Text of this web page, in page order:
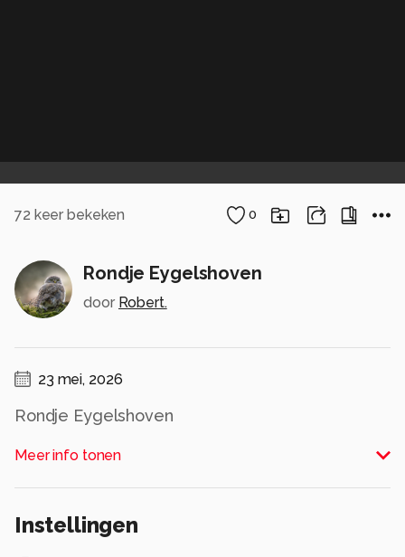
72 keer bekeken 0
Rondje Eygelshoven
door Robert.
23 mei, 2026
Rondje Eygelshoven
Alle rechten voorbehouden
Meer info tonen
Instellingen